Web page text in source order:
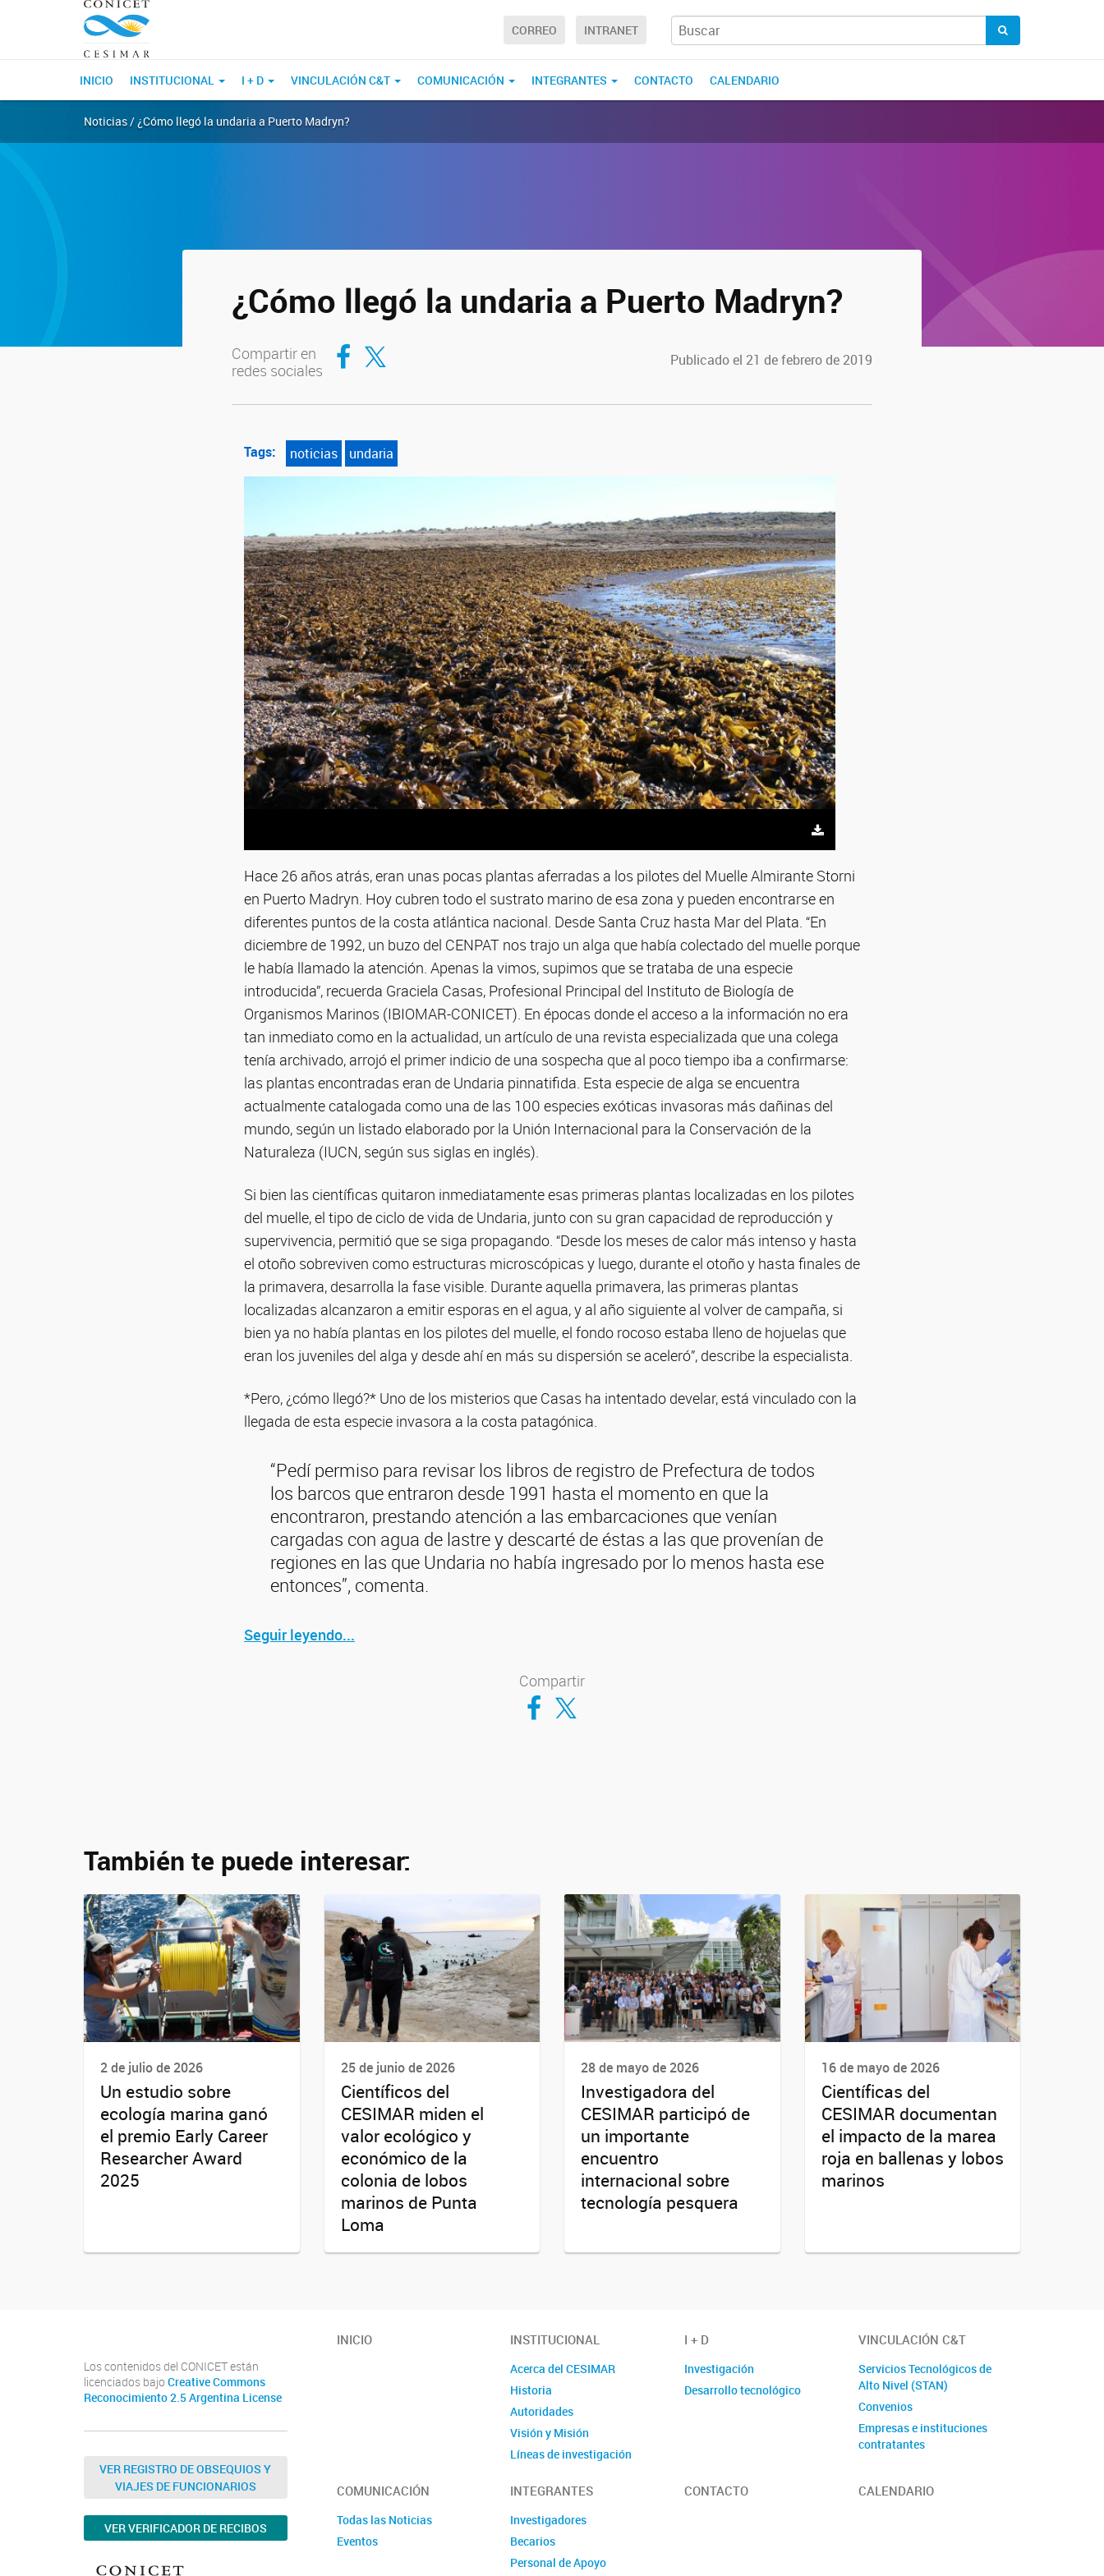
CORREO INTRANET
INICIO INSTITUCIONAL I + D VINCULACIÓN C&T COMUNICACIÓN INTEGRANTES CONTACTO CALENDARIO
Noticias / ¿Cómo llegó la undaria a Puerto Madryn?
¿Cómo llegó la undaria a Puerto Madryn?
Compartir en
redes sociales
Compartir en Facebook
Compartir en Twitter Publicado el 21 de febrero de 2019
Tags: noticias undaria
Hace 26 años atrás, eran unas pocas plantas aferradas a los pilotes del Muelle Almirante Storni
en Puerto Madryn. Hoy cubren todo el sustrato marino de esa zona y pueden encontrarse en
diferentes puntos de la costa atlántica nacional. Desde Santa Cruz hasta Mar del Plata. “En
diciembre de 1992, un buzo del CENPAT nos trajo un alga que había colectado del muelle porque
le había llamado la atención. Apenas la vimos, supimos que se trataba de una especie
introducida”, recuerda Graciela Casas, Profesional Principal del Instituto de Biología de
Organismos Marinos (IBIOMAR-CONICET). En épocas donde el acceso a la información no era
tan inmediato como en la actualidad, un artículo de una revista especializada que una colega
tenía archivado, arrojó el primer indicio de una sospecha que al poco tiempo iba a confirmarse:
las plantas encontradas eran de Undaria pinnatifida. Esta especie de alga se encuentra
actualmente catalogada como una de las 100 especies exóticas invasoras más dañinas del
mundo, según un listado elaborado por la Unión Internacional para la Conservación de la
Naturaleza (IUCN, según sus siglas en inglés).
Si bien las científicas quitaron inmediatamente esas primeras plantas localizadas en los pilotes
del muelle, el tipo de ciclo de vida de Undaria, junto con su gran capacidad de reproducción y
supervivencia, permitió que se siga propagando. “Desde los meses de calor más intenso y hasta
el otoño sobreviven como estructuras microscópicas y luego, durante el otoño y hasta finales de
la primavera, desarrolla la fase visible. Durante aquella primavera, las primeras plantas
localizadas alcanzaron a emitir esporas en el agua, y al año siguiente al volver de campaña, si
bien ya no había plantas en los pilotes del muelle, el fondo rocoso estaba lleno de hojuelas que
eran los juveniles del alga y desde ahí en más su dispersión se aceleró”, describe la especialista.
*Pero, ¿cómo llegó?* Uno de los misterios que Casas ha intentado develar, está vinculado con la
llegada de esta especie invasora a la costa patagónica.
“Pedí permiso para revisar los libros de registro de Prefectura de todos
los barcos que entraron desde 1991 hasta el momento en que la
encontraron, prestando atención a las embarcaciones que venían
cargadas con agua de lastre y descarté de éstas a las que provenían de
regiones en las que Undaria no había ingresado por lo menos hasta ese
entonces”, comenta.
Seguir leyendo...
Compartir
Compartir en Facebook
Compartir en Twitter
También te puede interesar:
2 de julio de 2026
Un estudio sobre
ecología marina ganó
el premio Early Career
Researcher Award
2025
25 de junio de 2026
Científicos del
CESIMAR miden el
valor ecológico y
económico de la
colonia de lobos
marinos de Punta
Loma
28 de mayo de 2026
Investigadora del
CESIMAR participó de
un importante
encuentro
internacional sobre
tecnología pesquera
16 de mayo de 2026
Científicas del
CESIMAR documentan
el impacto de la marea
roja en ballenas y lobos
marinos
Los contenidos del CONICET están
licenciados bajo Creative Commons
Reconocimiento 2.5 Argentina License
VER REGISTRO DE OBSEQUIOS Y
VIAJES DE FUNCIONARIOS
VER VERIFICADOR DE RECIBOS
INICIO INSTITUCIONAL
Acerca del CESIMAR
Historia
Autoridades
Visión y Misión
Líneas de investigación
I + D
Investigación
Desarrollo tecnológico
VINCULACIÓN C&T
Servicios Tecnológicos de
Alto Nivel (STAN)
Convenios
Empresas e instituciones
contratantes
COMUNICACIÓN
Todas las Noticias
Eventos
INTEGRANTES
Investigadores
Becarios
Personal de Apoyo
CONTACTO CALENDARIO